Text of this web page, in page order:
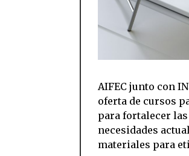
AIFEC junto con
oferta de cursos
para fortalecer
necesidades
materiales para